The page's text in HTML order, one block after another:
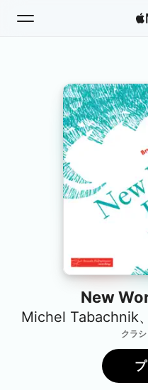
ホーム
新着おすすめ
ラジオ
Apple
New
Michel Tabachnik、
クラシ